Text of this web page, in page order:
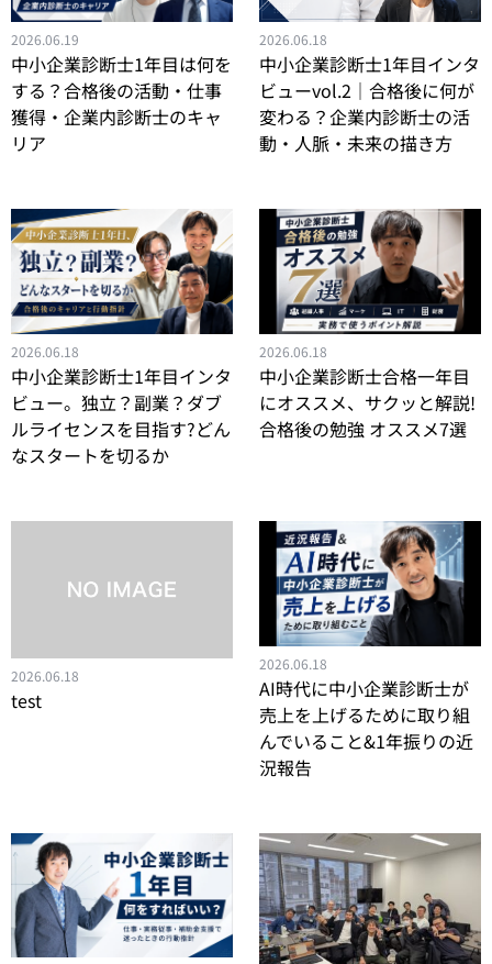
2026.06.19
中小企業診断士1年目は何を
する？合格後の活動・仕事
獲得・企業内診断士のキャ
リア
2026.06.18
中小企業診断士1年目インタ
ビューvol.2｜合格後に何が
変わる？企業内診断士の活
動・人脈・未来の描き方
2026.06.18
中小企業診断士1年目インタ
ビュー。独立？副業？ダブ
ルライセンスを目指す?どん
なスタートを切るか
2026.06.18
中小企業診断士合格一年目
にオススメ、サクッと解説!
合格後の勉強 オススメ7選
2026.06.18
test
2026.06.18
AI時代に中小企業診断士が
売上を上げるために取り組
んでいること&1年振りの近
況報告